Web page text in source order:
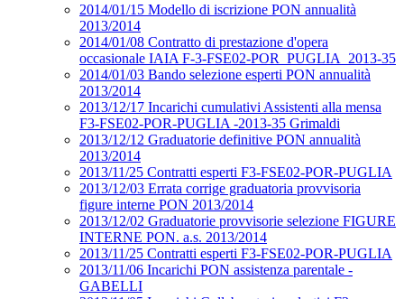
2014/01/15 Modello di iscrizione PON annualità
2013/2014
2014/01/08 Contratto di prestazione d'opera
occasionale IAIA F-3-FSE02-POR_PUGLIA_2013-35
2014/01/03 Bando selezione esperti PON annualità
2013/2014
2013/12/17 Incarichi cumulativi Assistenti alla mensa
F3-FSE02-POR-PUGLIA -2013-35 Grimaldi
2013/12/12 Graduatorie definitive PON annualità
2013/2014
2013/11/25 Contratti esperti F3-FSE02-POR-PUGLIA
2013/12/03 Errata corrige graduatoria provvisoria
figure interne PON 2013/2014
2013/12/02 Graduatorie provvisorie selezione FIGURE
INTERNE PON. a.s. 2013/2014
2013/11/25 Contratti esperti F3-FSE02-POR-PUGLIA
2013/11/06 Incarichi PON assistenza parentale -
GABELLI